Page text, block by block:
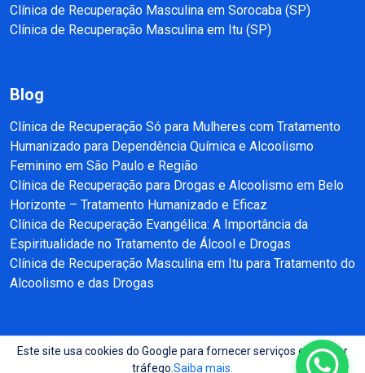
Clínica de Recuperação Masculina em Sorocaba (SP)
Clínica de Recuperação Masculina em Itu (SP)
Blog
Clínica de Recuperação Só para Mulheres com Tratamento
Humanizado para Dependência Química e Alcoolismo
Feminino em São Paulo e Região
Clínica de Recuperação para Drogas e Alcoolismo em Belo
Horizonte – Tratamento Humanizado e Eficaz
Clínica de Recuperação Evangélica: A Importância da
Espiritualidade no Tratamento de Álcool e Drogas
Clínica de Recuperação Masculina em Itu para Tratamento do
Alcoolismo e das Drogas
Copyright © 2025 - 2026 Recuperação e Reabilitação SP Todos direitos
Este site usa cookies do Google para fornecer serviços e analisar
tráfego. Saiba mais.